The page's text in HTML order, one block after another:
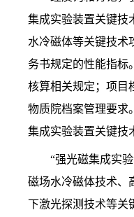
集成实验装置关键技
水冷磁体等关键技术
务书规定的性能指标
核算相关规定；项目
物质院档案管理要求
集成实验装置关键技
“强光磁集成实
磁场水冷磁体技术、
下激光探测技术等关